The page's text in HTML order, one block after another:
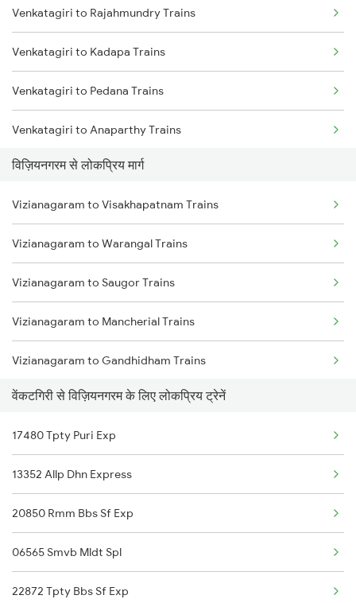
Vizianagaram to Srikakulam Trains
Vizianagaram to Balugaon Trains
Vizianagaram to Samarlakota Trains
Vizianagaram to Chatrapur Trains
Vizianagaram to Cuttack Trains
Vizianagaram to Rupsa Trains
Venkatagiri to Rajahmundry Trains
Venkatagiri to Kadapa Trains
Venkatagiri to Pedana Trains
Venkatagiri to Anaparthy Trains
Venkatagiri to Bapatla Trains
Venkatagiri to Bilaspur Trains
Venkatagiri to Bhatapara Trains
Venkatagiri to Vijayawada Trains
Venkatagiri to Srikakulam Trains
Venkatagiri to Karlabahali Trains
Venkatagiri to Kaikaluru Trains
विज़ियनगरम से लोकप्रिय मार्ग
Vizianagaram to Visakhapatnam Trains
Vizianagaram to Warangal Trains
Vizianagaram to Saugor Trains
Vizianagaram to Mancherial Trains
Vizianagaram to Gandhidham Trains
Vizianagaram to New Cooch Behar Trains
Vizianagaram to Bokaro Steel City Trains
Vizianagaram to Nagercoil Trains
वेंकटगिरी से विज़ियनगरम के लिए लोकप्रिय ट्रेनें
17480 Tpty Puri Exp
13352 Allp Dhn Express
20850 Rmm Bbs Sf Exp
06565 Smvb Mldt Spl
22872 Tpty Bbs Sf Exp